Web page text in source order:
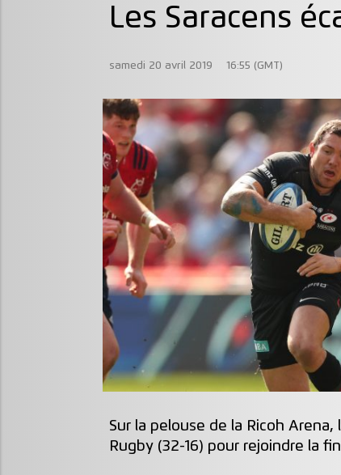
Les Saracens
samedi 20 avril 2019 16:55 (GMT)
Sur la pelouse de la Ricoh
Rugby (32-16) pour rejoindre la